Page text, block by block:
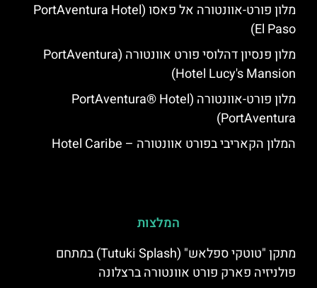
מלון פורט-אוונטורה אל פאסו (PortAventura Hotel
El Paso)
מלון פנסיון דהלוסי פורט אוונטורה (PortAventura
Hotel Lucy's Mansion‬)
מלון פורט-אוונטורה (PortAventura® Hotel
PortAventura)
המלון הקאריבי בפורט אוונטורה – Hotel Caribe
המלצות
מתקן "טוטקי ספלאש" (Tutuki Splash) במתחם
פולניזיה פארק פורט אוונטורה ברצלונה